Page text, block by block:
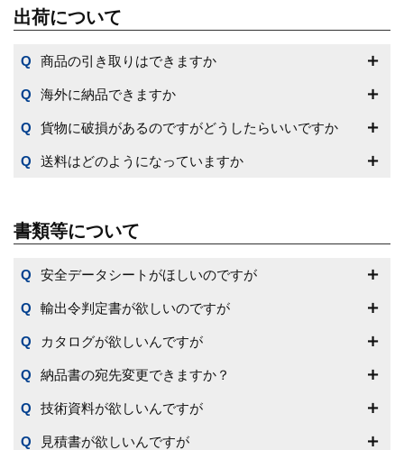
出荷について
商品の引き取りはできますか
海外に納品できますか
貨物に破損があるのですがどうしたらいいですか
送料はどのようになっていますか
書類等について
安全データシートがほしいのですが
輸出令判定書が欲しいのですが
カタログが欲しいんですが
納品書の宛先変更できますか？
技術資料が欲しいんですが
見積書が欲しいんですが